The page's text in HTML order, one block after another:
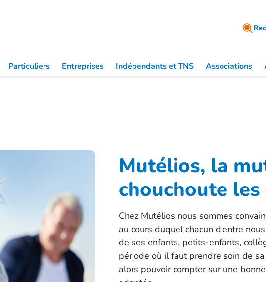
Particulier
Particuliers Entreprises Indépendants et TNS Associations
Mutélios, la
chouchoute
Chez Mutélios nous sommes
au cours duquel chacun d’entre
de ses enfants, petits-enfants,
période où il faut prendre soin de
alors pouvoir compter sur une